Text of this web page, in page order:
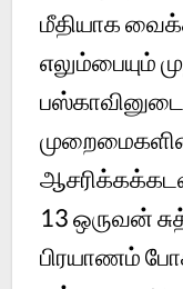
மீதியாக
எலும்பையும்
13ஒருவன்
பிரயாணம்